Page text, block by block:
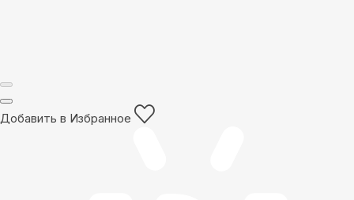
Добавить в Избранное